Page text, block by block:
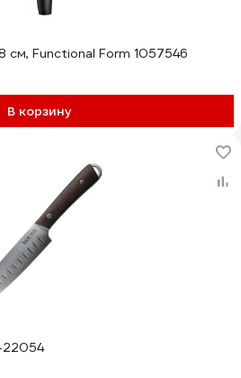
см, Functional Form 1057546
В корзину
22054